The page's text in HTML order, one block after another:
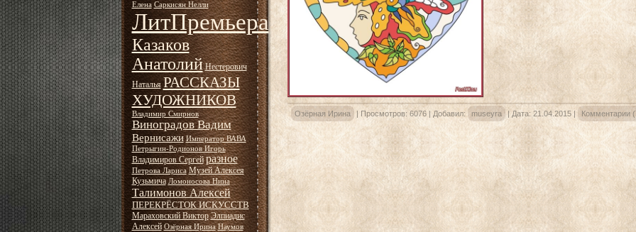
Елена Саркисян Нелли
ЛитПремьера
Казаков
Анатолий Нестерович
Наталья РАССКАЗЫ
ХУДОЖНИКОВ
Владимир Смирнов
Виноградов Вадим
Вернисажи Император ВАВА
Петрыгин-Родионов Игорь
Владимиров Сергей разное
Петрова Лариса Музей Алексея
Кузьмича Ломоносова Нина
Талимонов Алексей
ПЕРЕКРЁСТОК ИСКУССТВ
Мараховский Виктор Элпиадис
Алексей Озёрная Ирина Наумов
Озёрная Ирина | Просмотров: 6076| Добавил: museyra | Дата: 21.04.2015 | Комментарии